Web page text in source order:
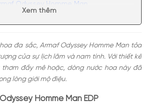
Odyssey Homme Man
Xem thêm
đa sắc, Armaf Odyssey Homme Man tỏa
của sự lịch lãm và nam tính. Với thiết kế
thơm đầy mê hoặc, dòng nước hoa này đã
lòng giới mộ điệu.
Homme Man EDP